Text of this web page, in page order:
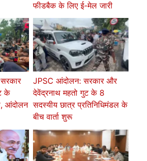
फीडबैक के लिए ई-मेल जारी
के
आंदोलन
JPSC आंदोलन: सरकार और
देवेंद्रनाथ महतो गुट के 8
सदस्यीय छात्र प्रतिनिधिमंडल के
बीच वार्ता शुरू